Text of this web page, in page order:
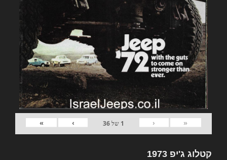
«
‹
1 של36
›
»
קטלוג ג'יפ 1973